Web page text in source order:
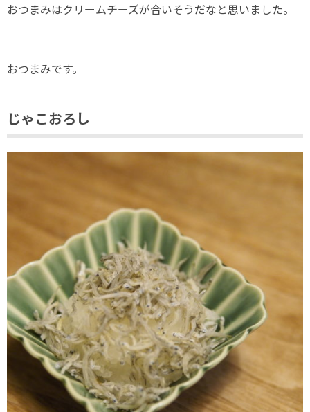
おつまみはクリームチーズが合いそうだなと思いました。
おつまみです。
じゃこおろし